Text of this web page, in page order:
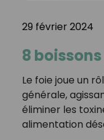
29 février 2024
8
Le foie joue un
générale,
éliminer les
alimentation